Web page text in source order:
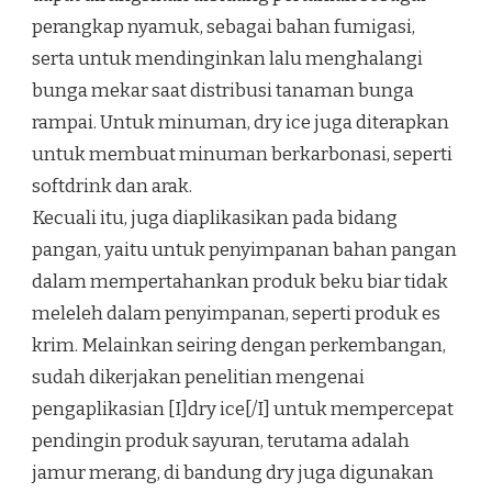
perangkap nyamuk, sebagai bahan fumigasi,
serta untuk mendinginkan lalu menghalangi
bunga mekar saat distribusi tanaman bunga
rampai. Untuk minuman, dry ice juga diterapkan
untuk membuat minuman berkarbonasi, seperti
softdrink dan arak.
Kecuali itu, juga diaplikasikan pada bidang
pangan, yaitu untuk penyimpanan bahan pangan
dalam mempertahankan produk beku biar tidak
meleleh dalam penyimpanan, seperti produk es
krim. Melainkan seiring dengan perkembangan,
sudah dikerjakan penelitian mengenai
pengaplikasian [I]dry ice[/I] untuk mempercepat
pendingin produk sayuran, terutama adalah
jamur merang, di bandung dry juga digunakan